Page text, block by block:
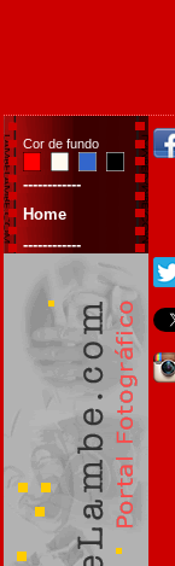
Cor de fundo
------------
Home
------------